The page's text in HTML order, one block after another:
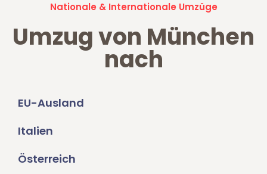
Nationale & Internationale Umzüge
Umzug von München
nach
EU-Ausland
Italien
Österreich